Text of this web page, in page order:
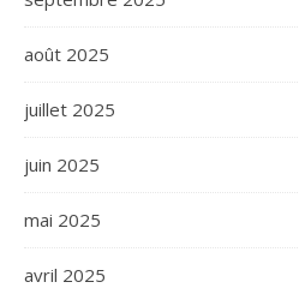
août 2025
juillet 2025
juin 2025
mai 2025
avril 2025